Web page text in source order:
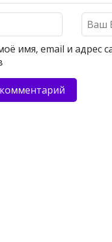
имя, email и адрес